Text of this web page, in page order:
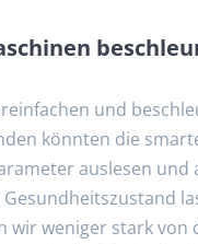
und
könnten die
auslesen und
wir weniger stark